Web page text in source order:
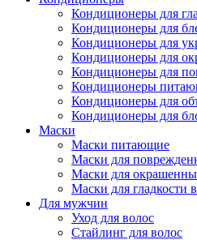
Кондиционеры для
Кондиционеры для
Кондиционеры для
Кондиционеры для
Кондиционеры для
Кондиционеры
Кондиционеры для
Кондиционеры для
Маски
Маски питающие
Маски для
Маски для
Маски для гладкости
Для мужчин
Уход для волос
Стайлинг для волос